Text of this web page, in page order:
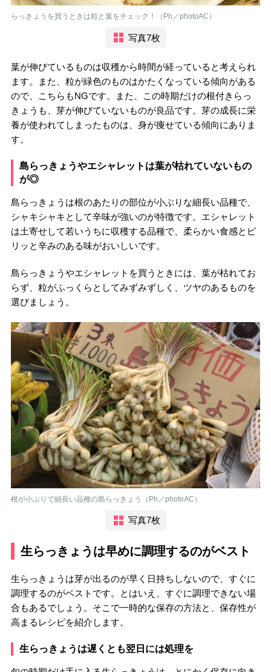
らっきょうを買うときは粒と葉をチェック！（Ph／photoAC）
写真7枚
葉が伸びているものは収穫から時間が経っていると考えられ
ます。また、粒が緑色のものはかたくなっている傾向がある
ので、こちらもNGです。また、この時期だけの根付きらっ
きょうも、芽が伸びていないものが良品です。芽の成長に栄
養が使われてしまったものは、身が痩せている傾向にありま
す。
島らっきょうやエシャレットは葉が枯れていないもの
が◎
島らっきょうは根のあたりの部位が小ぶりな細長い品種で、
シャキシャキとして辛味が強いのが特徴です。エシャレット
は土寄せして若いうちに収穫する品種で、柔らかい食感とピ
リッと辛みのある味がおいしいです。
島らっきょうやエシャレットを買うときには、葉が枯れてお
らず、粒がふっくらとしてみずみずしく、ツヤのあるものを
選びましょう。
根が小ぶりで細長い品種の島らっきょう（Ph／photoAC）
写真7枚
生らっきょうは早めに調理するのがベスト
生らっきょうは芽が出るのが早く日持ちしないので、すぐに
調理するのがベストです。とはいえ、すぐに調理できない場
合もあるでしょう。そこで一時的な保存の方法と、保存性が
高まるレシピを紹介します。
生らっきょうは遅くとも翌日には処理を